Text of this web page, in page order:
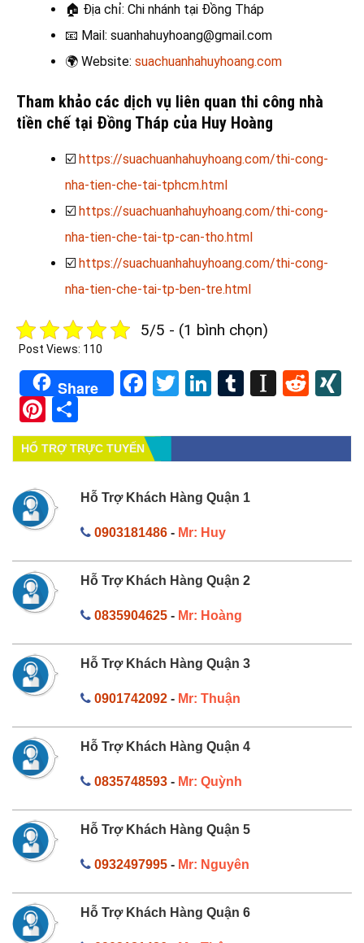
🏠 Địa chỉ: Chi nhánh tại Đồng Tháp
📧 Mail: suanhahuyhoang@gmail.com
🌍 Website: suachuanhahuyhoang.com
Tham khảo các dịch vụ liên quan thi công nhà
tiền chế tại Đồng Tháp của Huy Hoàng
☑️ https://suachuanhahuyhoang.com/thi-cong-
nha-tien-che-tai-tphcm.html
☑️ https://suachuanhahuyhoang.com/thi-cong-
nha-tien-che-tai-tp-can-tho.html
☑️ https://suachuanhahuyhoang.com/thi-cong-
nha-tien-che-tai-tp-ben-tre.html
5/5 - (1 bình chọn)
Post Views: 110
Share Facebook
TwitterLinkedIn
Tumblr
Pinterest
HỔ TRỢ TRỰC TUYẾN
Hỗ Trợ Khách Hàng Quận 1
0903181486- Mr: Huy
Hỗ Trợ Khách Hàng Quận 2
0835904625- Mr: Hoàng
Hỗ Trợ Khách Hàng Quận 3
0901742092- Mr: Thuận
Hỗ Trợ Khách Hàng Quận 4
0835748593- Mr: Quỳnh
Hỗ Trợ Khách Hàng Quận 5
0932497995- Mr: Nguyên
Hỗ Trợ Khách Hàng Quận 6